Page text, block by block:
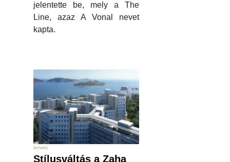
jelentette be, mely a The
Line, azaz A Vonal nevet
kapta.
tervek
Stílusváltás a Zaha